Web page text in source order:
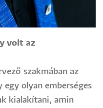
volt az
szakmában az
olyan emberséges
kialakítani, amin